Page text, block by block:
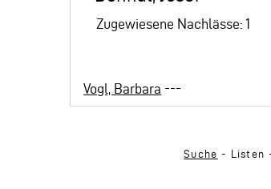
Zugewiesene Nachlässe: 1
Vogl, Barbara ---
Suche - Listen